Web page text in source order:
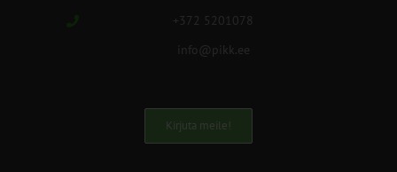
+372 5201078
info@pikk.ee
Kirjuta meile!